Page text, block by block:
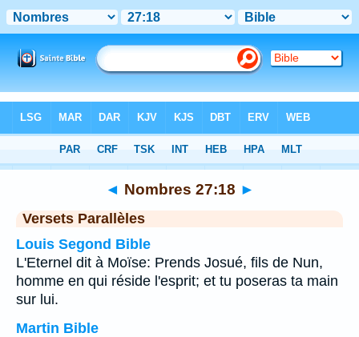
Chapitre 27> Verset 18
◄ Nombres 27:18 ►
Versets Parallèles
Louis Segond Bible
L'Eternel dit à Moïse: Prends Josué, fils de Nun,
homme en qui réside l'esprit; et tu poseras ta main
sur lui.
Martin Bible